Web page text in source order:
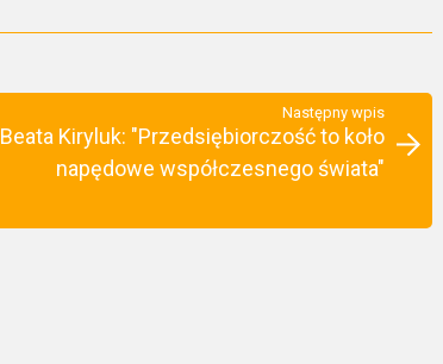
Następny wpis
Beata Kiryluk: "Przedsiębiorczość to koło
napędowe współczesnego świata"